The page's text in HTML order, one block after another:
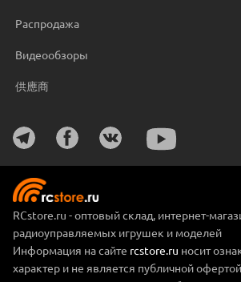
Распродажа
Видеообзоры
供應商
RCstore.ru - оптовый склад, интернет-
радиоуправляемых игрушек и моделей
Информация на сайте rcstore.ru носит
характер и не является публичной